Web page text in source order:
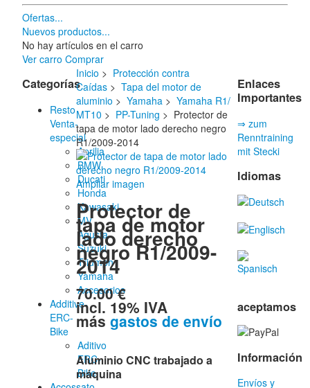
Ofertas...
Nuevos productos...
No hay artículos en el carro
Ver carro Comprar
Categorías
Resto
Venta-
especial
Aprilia
BMW
Ducati
Honda
Kawasaki
MV
Agusta
Suzuki
Triumph
Yamaha
Accesorios
Additive-
ERC-
Bike
Aditivo
ERC-
Bike
Inicio > Protección contra
Caídas> Tapa del motor de
aluminio > Yamaha> Yamaha R1/
MT10 > PP-Tuning > Protector de
tapa de motor lado derecho negro
R1/2009-2014
Ampliar imagen
Protector de
tapa de motor
lado derecho
negro R1/2009-
2014
70.00 €
incl. 19% IVA
más gastos de envío
Aluminio CNC trabajado a
máquina
Enlaces
Importantes
⇒ zum
Renntraining
mit Stecki
Idiomas
aceptamos
Información
Envíos y